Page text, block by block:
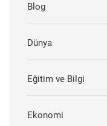
Blog
Dünya
Eğitim ve Bilgi
Ekonomi